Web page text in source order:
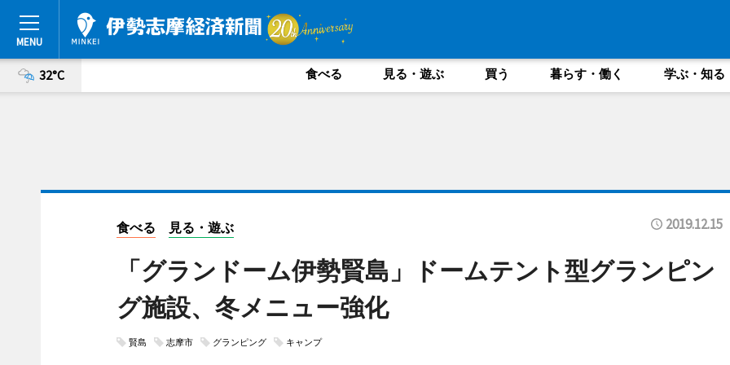
32°C 食べる 見る・遊ぶ 買う 暮らす・働く 学ぶ・知る
食べる 見る・遊ぶ 2019.12.15
「グランドーム伊勢賢島」ドームテント型グランピン
グ施設、冬メニュー強化
賢島 志摩市 グランピング キャンプ